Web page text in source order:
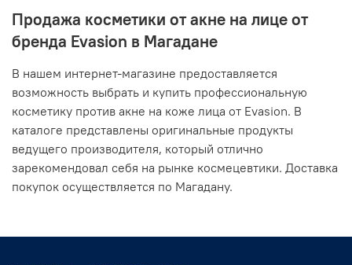
Продажа косметики от акне на лице от
бренда Evasion в Магадане
В нашем интернет-магазине предоставляется
возможность выбрать и купить профессиональную
косметику против акне на коже лица от Evasion. В
каталоге представлены оригинальные продукты
ведущего производителя, который отлично
зарекомендовал себя на рынке космецевтики. Доставка
покупок осуществляется по Магадану.